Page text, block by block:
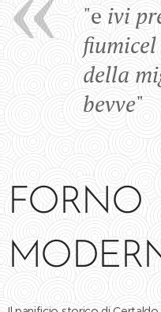
"e ivi
della
bevve"
FORNO